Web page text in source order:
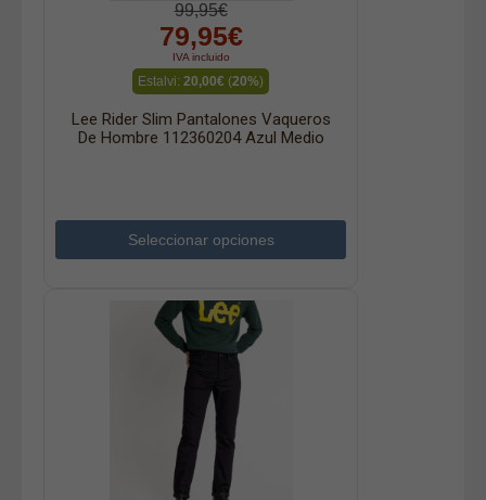
99,95€
79,95€
IVA incluido
Estalvi: 20,00€ (20%)
Lee Rider Slim Pantalones Vaqueros
De Hombre 112360204 Azul Medio
Seleccionar opciones